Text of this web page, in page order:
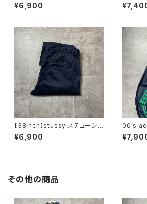
レーダビッドソン スカル セン
ター刺繍ロゴ ホワイト 白
¥6,900
ー ジッ
ン ダブ
【38inch】stussy ステューシ
ー ジッパーフライ SSリン
ク 刺繍ロゴ ネイビー クロ
¥6,900
00's
ワンポ
ゴ ノー
その他の商品